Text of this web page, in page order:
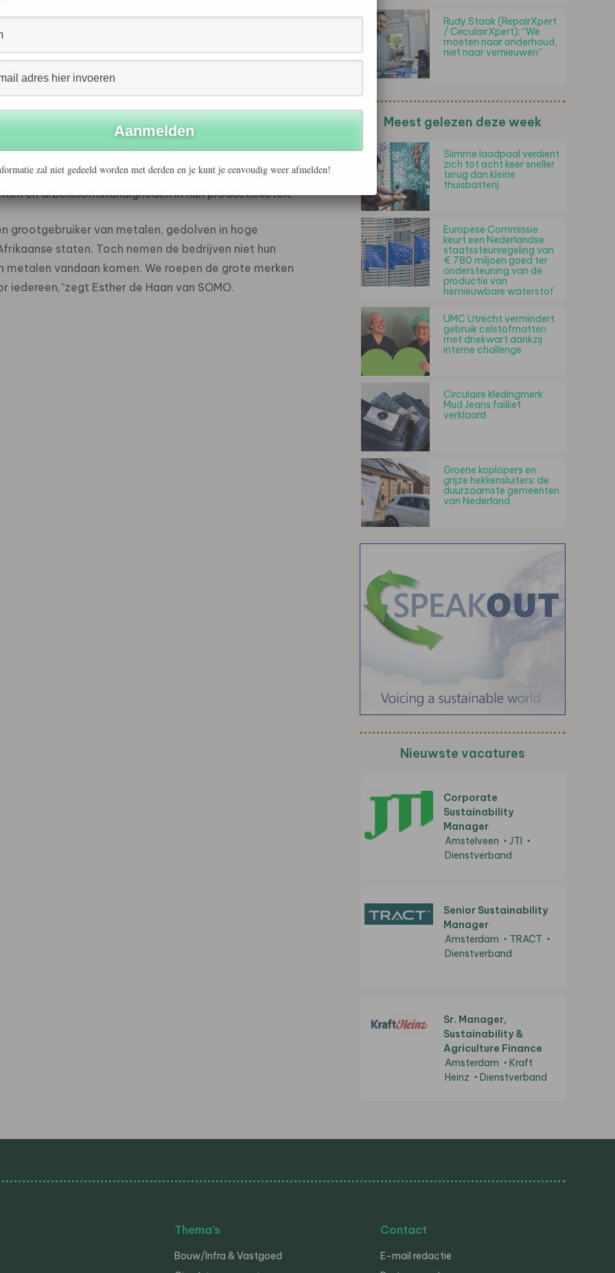
mijnwerkers in ons onderzoek zijn contractarbeiders
mijnwerkers. Ze voeren vaak de gevaarlijkste taken
tegen deze omstandigheden, ook al spelen
snufjes. makeITfair roept deze bedrijven op de
en arbeidsomstandigheden in hun productieketen.
grootgebruiker van metalen, gedolven in hoge
staten. Toch nemen de bedrijven niet hun
vandaan komen. We roepen de grote merken
Esther de Haan van SOMO.
Rudy Staak (RepairXpert
/ CirculairXpert): “We
moeten naar onderhoud,
niet naar vernieuwen”
Meest gelezen deze week
Slimme laadpaal verdient
zich tot acht keer sneller
terug dan kleine
thuisbatterij
Europese Commissie
keurt een Nederlandse
staatssteunregeling van
€ 780 miljoen goed ter
ondersteuning van de
productie van
hernieuwbare waterstof
UMC Utrecht vermindert
gebruik celstofmatten
met driekwart dankzij
interne challenge
Circulaire kledingmerk
Mud Jeans failliet
verklaard
Groene koplopers en
grijze hekkensluiters: de
duurzaamste gemeenten
van Nederland
Nieuwste vacatures
Corporate
Sustainability
Manager
Amstelveen
JTI
Dienstverband
Senior Sustainability
Manager
Amsterdam
TRACT
Dienstverband
Sr. Manager,
Sustainability &
Agriculture Finance
Amsterdam
Kraft
Heinz
Dienstverband
Thema’s
Bouw/Infra & Vastgoed
Contact
E-mail redactie
zal niet gedeeld worden met derden en je kunt je eenvoudig weer afmelden!